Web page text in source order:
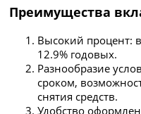
Преимущества
Высокий процент:
12.9% годовых.
Разнообразие
сроком,
снятия средств.
Удобство